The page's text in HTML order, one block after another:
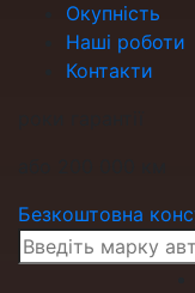
Окупність
Наші роботи
Контакти
Безкоштовна